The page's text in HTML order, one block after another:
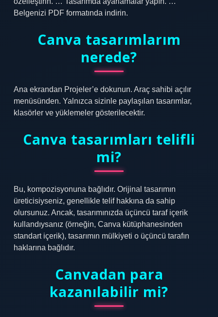
Belgenizi PDF formatında indirin.
Canva tasarımlarım
nerede?
Ana ekrandan Projeler’e dokunun. Araç sahibi açılır
menüsünden. Yalnızca sizinle paylaşılan tasarımlar,
klasörler ve yüklemeler gösterilecektir.
Canva tasarımları telifli
mi?
Bu, kompozisyonuna bağlıdır. Orijinal tasarımın
üreticisiyseniz, genellikle telif hakkına da sahip
olursunuz. Ancak, tasarımınızda üçüncü taraf içerik
kullandıysanız (örneğin, Canva kütüphanesinden
standart içerik), tasarımın mülkiyeti o üçüncü tarafın
haklarına bağlıdır.
Canvadan para
kazanılabilir mi?